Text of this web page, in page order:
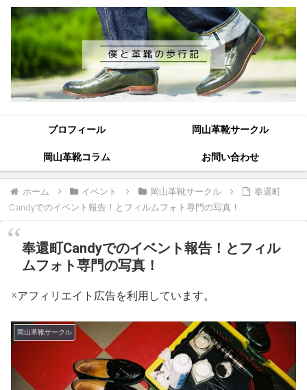
プロフィール 岡山革靴サークル
岡山革靴コラム お問い合わせ
ホーム イベント 岡山革靴サークル
奉還町
Candyでのイベント報告！とフィルムフォト専門の写真！
奉還町Candyでのイベント報告！とフィル
ムフォト専門の写真！
※アフィリエイト広告を利用しています。
岡山革靴サークル